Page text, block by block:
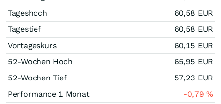
Tageshoch
60,58 EUR
Tagestief
60,58 EUR
Vortageskurs
60,15 EUR
52-Wochen Hoch
65,95 EUR
52-Wochen Tief
57,23 EUR
Performance 1 Monat
-0,79%